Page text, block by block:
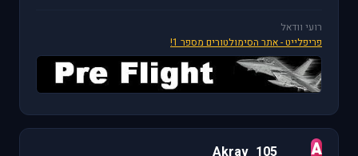
רועי וודאל
פריפלייט - אתר הסימולטורים מספר 1!
A